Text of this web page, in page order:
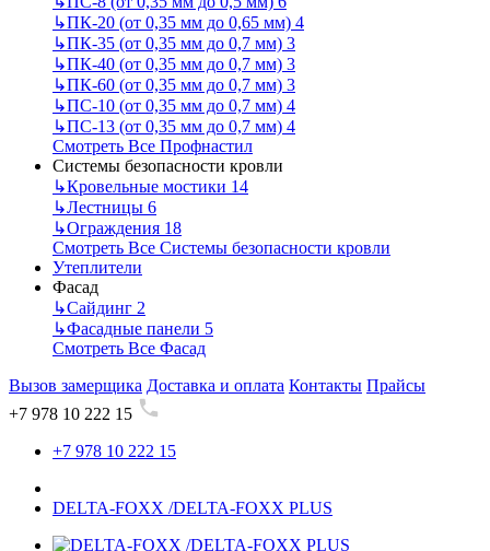
↳ПК-20 (от 0,35 мм до 0,65 мм) 4
↳ПК-35 (от 0,35 мм до 0,7 мм) 3
↳ПК-40 (от 0,35 мм до 0,7 мм) 3
↳ПК-60 (от 0,35 мм до 0,7 мм) 3
↳ПС-10 (от 0,35 мм до 0,7 мм) 4
↳ПС-13 (от 0,35 мм до 0,7 мм) 4
Смотреть Все Профнастил
Системы безопасности кровли
↳Кровельные мостики 14
↳Лестницы 6
↳Ограждения 18
Смотреть Все Системы безопасности кровли
Утеплители
Фасад
↳Сайдинг 2
↳Фасадные панели 5
Смотреть Все Фасад
Вызов замерщика Доставка и оплата Контакты Прайсы
+7 978 10 222 15
+7 978 10 222 15
DELTA-FOXX /DELTA-FOXX PLUS